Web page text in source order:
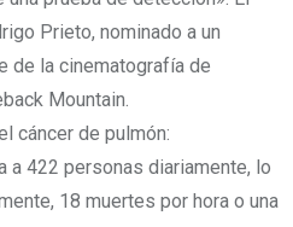
Prieto, nominado a un
de la cinematografía de
Mountain.
cáncer de pulmón:
a 422 personas diariamente, lo
18 muertes por hora o una